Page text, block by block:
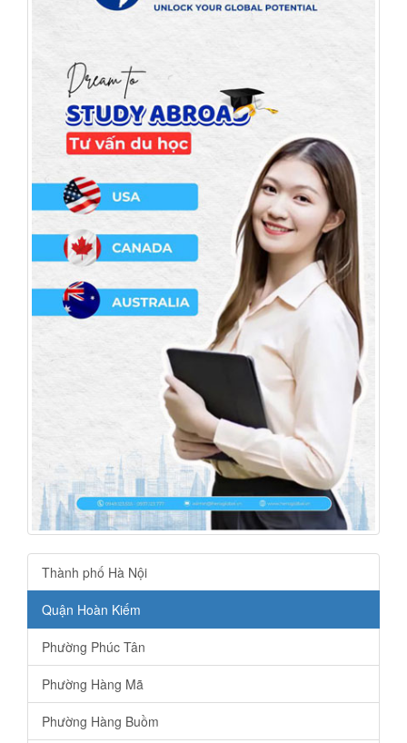
Thành phố Hà Nội
Quận Hoàn Kiếm
Phường Phúc Tân
Phường Hàng Mã
Phường Hàng Buồm